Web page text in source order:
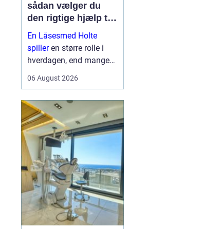
sådan vælger du
den rigtige hjælp til
sikkerhed i
hverdagen
En Låsesmed Holte
spilleren større rolle i
hverdagen, end mange
nøglen knækker i låsen,
der skal opgraderes til
mere moderne
sikkerhedsløsnin...
06 August 2026